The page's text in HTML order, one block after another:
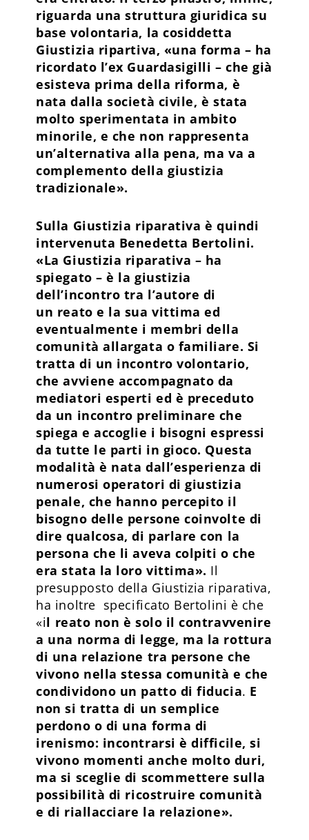
riguarda una struttura giuridica su
base volontaria, la cosiddetta
Giustizia ripartiva, «una forma – ha
ricordato l’ex Guardasigilli – che già
esisteva prima della riforma, è
nata dalla società civile, è stata
molto sperimentata in ambito
minorile, e che non rappresenta
un’alternativa alla pena, ma va a
complemento della giustizia
tradizionale».
Sulla Giustizia riparativa è quindi
intervenuta Benedetta Bertolini.
«La Giustizia riparativa – ha
spiegato – è la giustizia
dell’incontro tra l’autore di
un reato e la sua vittima ed
eventualmente i membri della
comunità allargata o familiare. Si
tratta di un incontro volontario,
che avviene accompagnato da
mediatori esperti ed è preceduto
da un incontro preliminare che
spiega e accoglie i bisogni espressi
da tutte le parti in gioco. Questa
modalità è nata dall’esperienza di
numerosi operatori di giustizia
penale, che hanno percepito il
bisogno delle persone coinvolte di
dire qualcosa, di parlare con la
persona che li aveva colpiti o che
era stata la loro vittima». Il
presupposto della Giustizia riparativa,
ha inoltre specificato Bertolini è che
«il reato non è solo il contravvenire
a una norma di legge, ma la rottura
di una relazione tra persone che
vivono nella stessa comunità e che
condividono un patto di fiducia. E
non si tratta di un semplice
perdono o di una forma di
irenismo: incontrarsi è difficile, si
vivono momenti anche molto duri,
ma si sceglie di scommettere sulla
possibilità di ricostruire comunità
e di riallacciare la relazione».